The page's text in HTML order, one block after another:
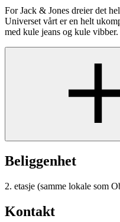
For Jack & Jones dreier det
Universet vårt er en helt
med kule jeans og kule vibber.
Beliggenhet
2. etasje (samme lokale som
Kontakt